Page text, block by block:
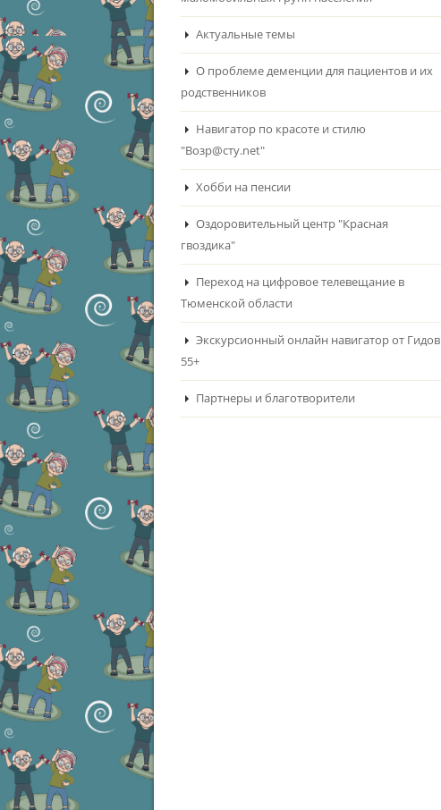
Актуальные темы
О проблеме деменции для пациентов и их
родственников
Навигатор по красоте и стилю
"Возр@сту.net"
Хобби на пенсии
Оздоровительный центр "Красная
гвоздика"
Переход на цифровое телевещание в
Тюменской области
Экскурсионный онлайн навигатор от Гидов
55+
Партнеры и благотворители